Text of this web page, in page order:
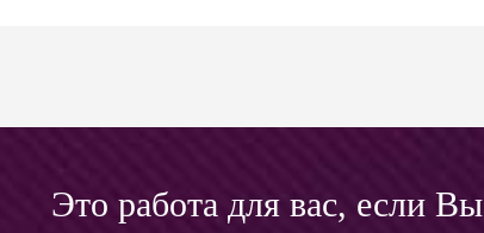
Это работа для вас, если Вы